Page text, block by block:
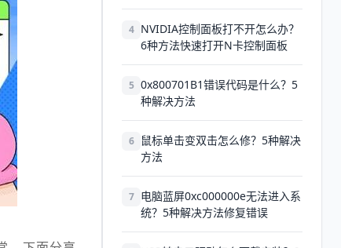
4 NVIDIA控制面板打不开怎么办？
6种方法快速打开N卡控制面板
5 0x800701B1错误代码是什么？5
种解决方法
6
鼠标单击变双击怎么修？5种解决
方法
7 电脑蓝屏0xc000000e无法进入系
统？5种解决方法修复错误